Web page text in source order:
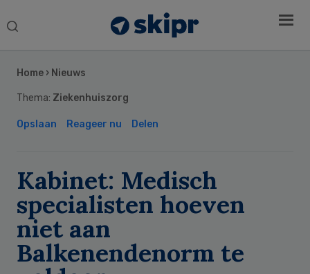
Search
Home › Nieuws
Thema: Ziekenhuiszorg
Opslaan Reageer nu Delen
Kabinet: Medisch
specialisten hoeven
niet aan
Balkenendenorm te
Sidebar